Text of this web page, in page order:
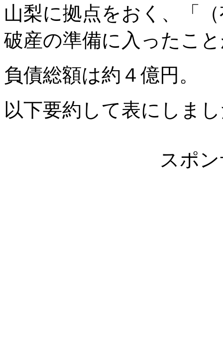
山梨に拠点をおく、「
破産の準備に入ったこ
負債総額は約４億円。
以下要約して表にしま
スポ